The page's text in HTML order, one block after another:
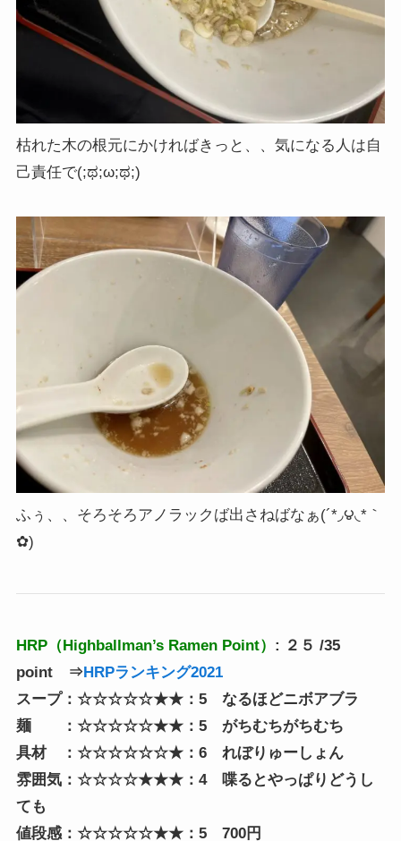
枯れた木の根元にかければきっと、、気になる人は自
己責任で(;ಥ;ω;ಥ;)
ふぅ、、そろそろアノラックば出さねばなぁ(´*◞౪◟*｀
✿)
HRP（Highballman’s Ramen Point） : ２５ /35
point⇒HRPランキング2021
スープ：☆☆☆☆☆★★：5 なるほどニボアブラ
麺 ：☆☆☆☆☆★★：5 がちむちがちむち
具材 ：☆☆☆☆☆☆★：6 れぼりゅーしょん
雰囲気：☆☆☆☆★★★：4 喋るとやっぱりどうし
ても
値段感：☆☆☆☆☆★★：5 700円